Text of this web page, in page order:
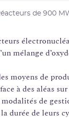
de 900
mélange
moyens de
à des aléas
de
durée de leurs